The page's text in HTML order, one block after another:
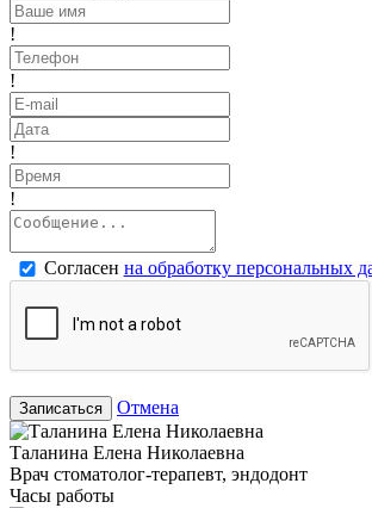
!
!
!
!
Согласен на обработку персональных
Записаться Отмена
Таланина Елена Николаевна
Врач стоматолог-терапевт, эндодонт
Часы работы